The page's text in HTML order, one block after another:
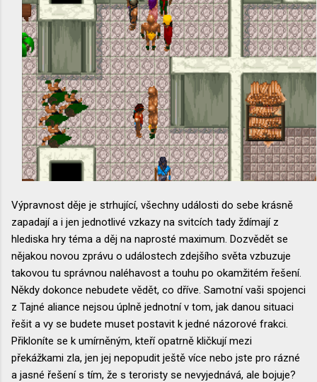
Výpravnost děje je strhující, všechny události do sebe krásně
zapadají a i jen jednotlivé vzkazy na svitcích tady ždímají z
hlediska hry téma a děj na naprosté maximum. Dozvědět se
nějakou novou zprávu o událostech zdejšího světa vzbuzuje
takovou tu správnou naléhavost a touhu po okamžitém řešení.
Někdy dokonce nebudete vědět, co dříve. Samotní vaši spojenci
z Tajné aliance nejsou úplně jednotní v tom, jak danou situaci
řešit a vy se budete muset postavit k jedné názorové frakci.
Přikloníte se k umírněným, kteří opatrně kličkují mezi
překážkami zla, jen jej nepopudit ještě více nebo jste pro rázné
a jasné řešení s tím, že s teroristy se nevyjednává, ale bojuje?